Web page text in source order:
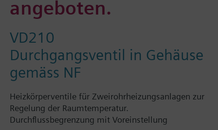
angeboten.
VD210
Durchgangsventil in Gehäuse
gemäss NF
Heizkörperventile für Zweirohrheizungsanlagen zur
Regelung der Raumtemperatur.
Durchflussbegrenzung mit Voreinstellung